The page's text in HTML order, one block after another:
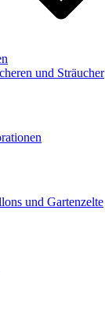
und Sträucher
und Gartenzelte